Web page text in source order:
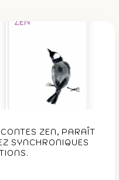
CONTES ZEN, PARAÎT
SYNCHRONIQUES